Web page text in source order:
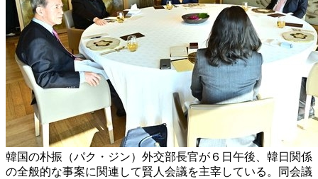
韓国の朴振（パク・ジン）外交部長官が６日午後、韓日関係
の全般的な事案に関連して賢人会議を主宰している。同会議